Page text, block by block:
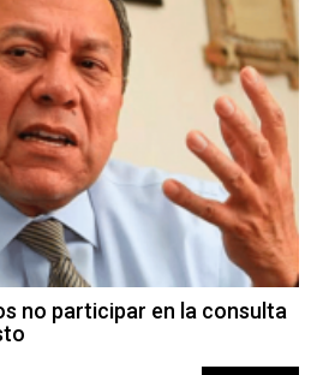
no participar en la consulta